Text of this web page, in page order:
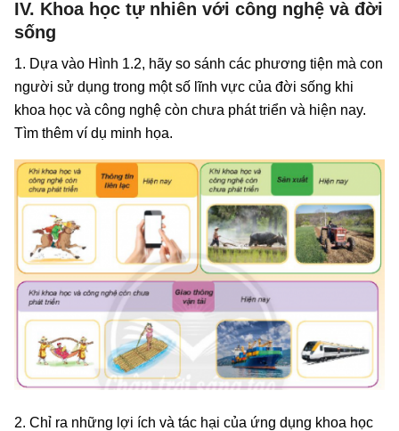
IV. Khoa học tự nhiên với công nghệ và đời
sống
1. Dựa vào Hình 1.2, hãy so sánh các phương tiện mà con
người sử dụng trong một số lĩnh vực của đời sống khi
khoa học và công nghệ còn chưa phát triển và hiện nay.
Tìm thêm ví dụ minh họa.
2. Chỉ ra những lợi ích và tác hại của ứng dụng khoa học